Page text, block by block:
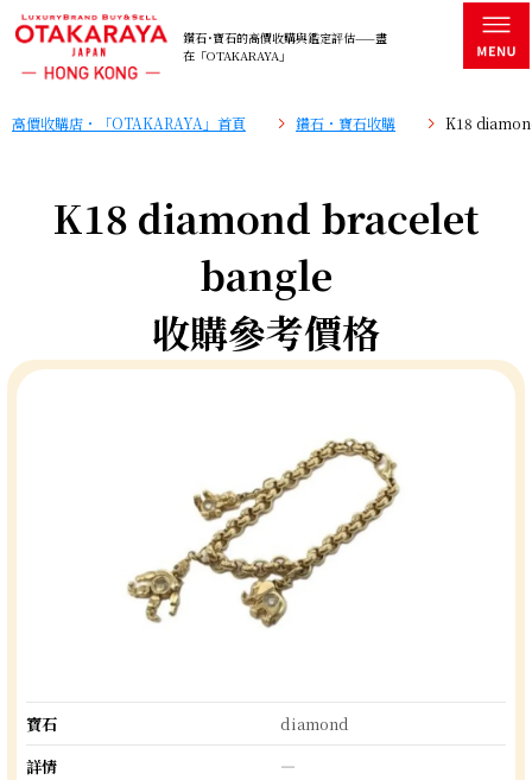
鑽石･寶石的高價收購與鑑定評估——盡
在「OTAKARAYA」
高價收購店・「OTAKARAYA」首頁 鑽石・寶石收購 K18
K18 diamond bracelet
bangle
收購參考價格
寶石
diamond
詳情
―